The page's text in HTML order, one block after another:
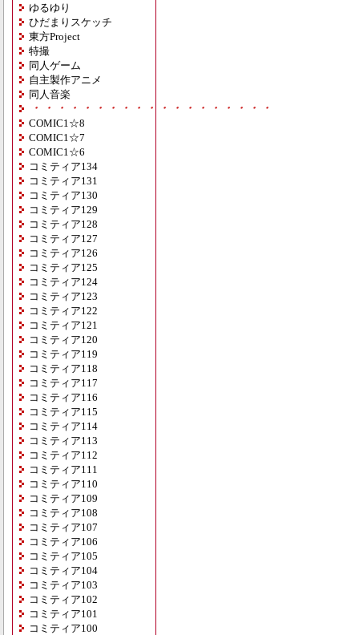
ゆるゆり
ひだまりスケッチ
東方Project
特撮
同人ゲーム
自主製作アニメ
同人音楽
・・・・・・・・・・・・・・・・・・・
COMIC1☆8
COMIC1☆7
COMIC1☆6
コミティア134
コミティア131
コミティア130
コミティア129
コミティア128
コミティア127
コミティア126
コミティア125
コミティア124
コミティア123
コミティア122
コミティア121
コミティア120
コミティア119
コミティア118
コミティア117
コミティア116
コミティア115
コミティア114
コミティア113
コミティア112
コミティア111
コミティア110
コミティア109
コミティア108
コミティア107
コミティア106
コミティア105
コミティア104
コミティア103
コミティア102
コミティア101
コミティア100